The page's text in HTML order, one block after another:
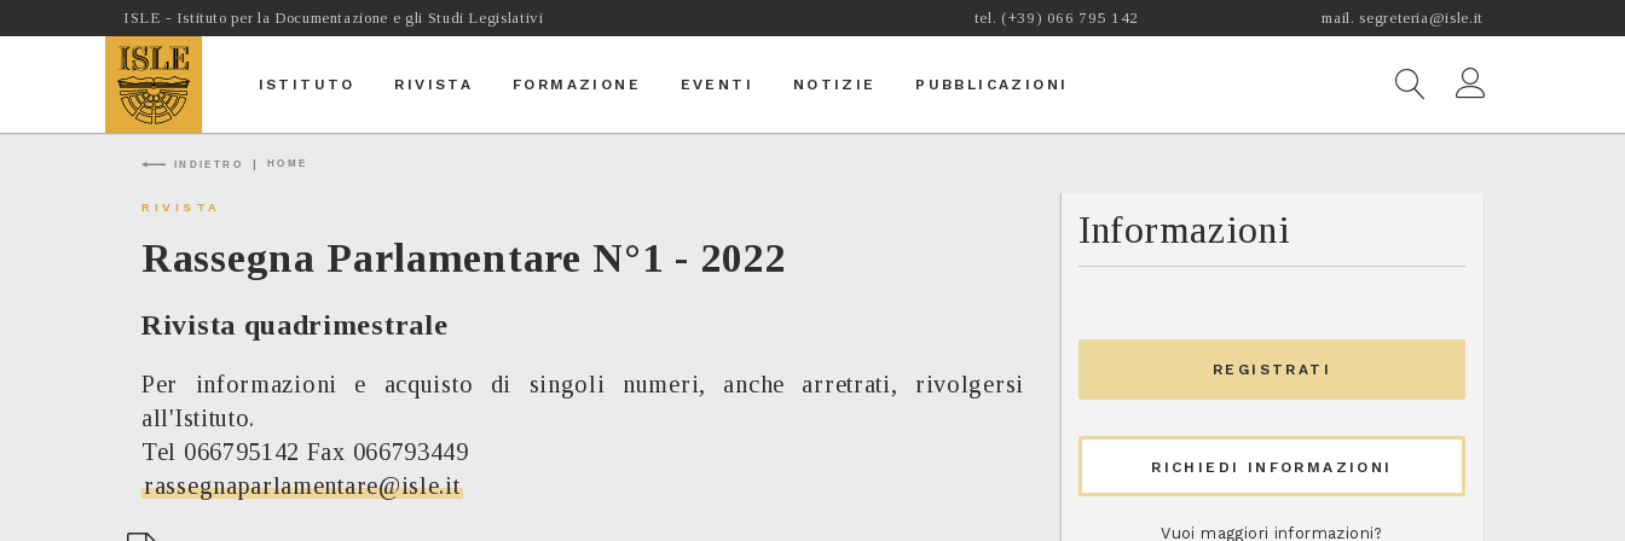
ISLE - Istituto per la Documentazione e gli Studi Legislativi tel. (+39) 066 795 142 mail. segreteria@isle.it
ISTITUTO RIVISTA FORMAZIONE EVENTI NOTIZIE PUBBLICAZIONI
INDIETRO HOME
Informazioni
REGISTRATI
RICHIEDI INFORMAZIONI
Vuoi maggiori informazioni?
RIVISTA
Rassegna Parlamentare N°1 - 2022
Rivista quadrimestrale
Per informazioni e acquisto di singoli numeri, anche arretrati, rivolgersi
all'Istituto.
Tel 066795142 Fax 066793449
rassegnaparlamentare@isle.it